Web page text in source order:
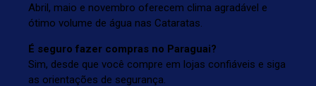
Abril, maio e novembro oferecem clima agradável e
ótimo volume de água nas Cataratas.
É seguro fazer compras no Paraguai?
Sim, desde que você compre em lojas confiáveis e siga
as orientações de segurança.